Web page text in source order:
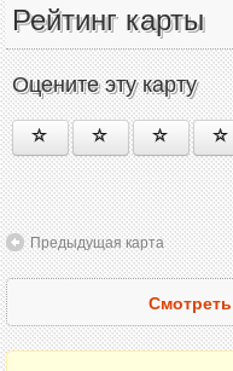
Рейтинг карты
Оцените эту карту
Предыдущая карта